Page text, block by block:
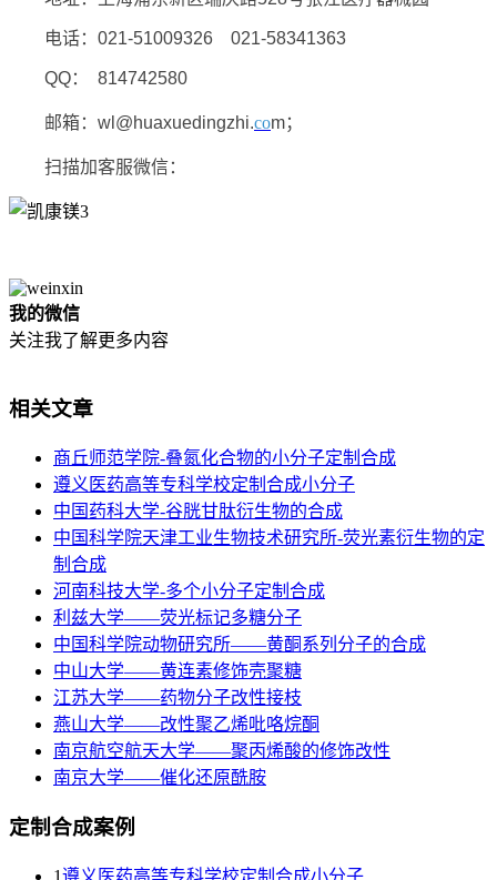
电话：021-51009326 021-58341363
QQ： 814742580
邮箱：wl@huaxuedingzhi.com；
扫描加客服微信：
我的微信
关注我了解更多内容
相关文章
商丘师范学院-叠氮化合物的小分子定制合成
遵义医药高等专科学校定制合成小分子
​中国药科大学-谷胱甘肽衍生物的合成
中国科学院天津工业生物技术研究所-荧光素衍生物的定
制合成
河南科技大学-多个小分子定制合成
利兹大学——荧光标记多糖分子
中国科学院动物研究所——黄酮系列分子的合成
中山大学——黄连素修饰壳聚糖
江苏大学——药物分子改性接枝
燕山大学——改性聚乙烯吡咯烷酮
南京航空航天大学——聚丙烯酸的修饰改性
南京大学——催化还原酰胺
定制合成案例
1遵义医药高等专科学校定制合成小分子